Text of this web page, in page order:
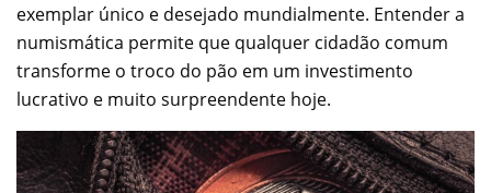
exemplar único e desejado mundialmente. Entender a
numismática permite que qualquer cidadão comum
transforme o troco do pão em um investimento
lucrativo e muito surpreendente hoje.